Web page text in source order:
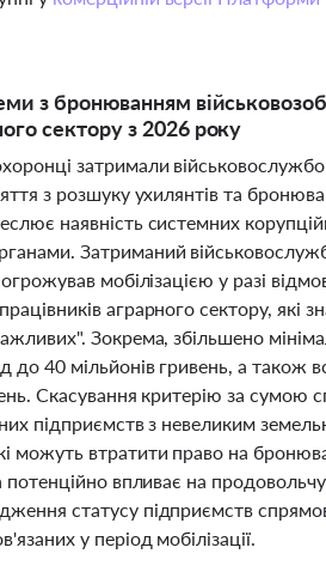
з бронюванням
сектору з 2026 року
затримали
з розшуку ухилянтів та
наявність системних
Затриманий
мобілізацією у разі
аграрного сектору,
Зокрема, збільшено
до 40 мільйонів гривень, а також
Скасування критерію за
підприємств з невеликим
можуть втратити право на
потенційно впливає на
статусу підприємств
у період мобілізації.